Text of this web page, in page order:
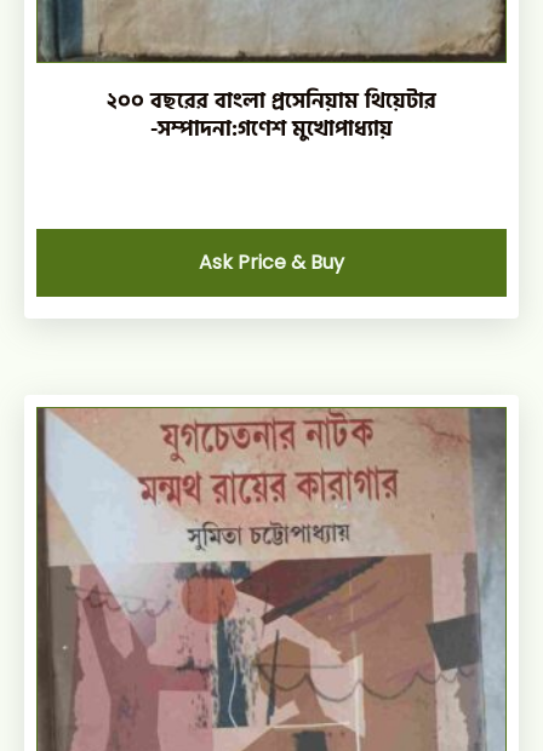
২০০ বছরের বাংলা প্রসেনিয়াম থিয়েটার
-সম্পাদনা:গণেশ মুখোপাধ্যায়
Ask Price & Buy